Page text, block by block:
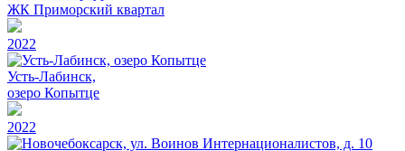
ЖК Приморский квартал
2022
Усть-Лабинск,
озеро Копытце
2022